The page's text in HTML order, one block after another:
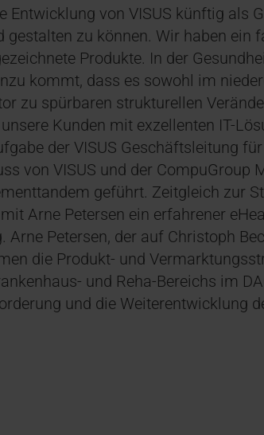
Entwicklung von VISUS künftig als
zu können. Wir haben ein
Produkte. In der
kommt, dass es sowohl im
zu spürbaren strukturellen
Kunden mit exzellenten IT-
der VISUS Geschäftsleitung
von VISUS und der CompuGroup
geführt. Zeitgleich zur
Arne Petersen ein erfahrener
Arne Petersen, der auf Christoph
die Produkt- und
und Reha-Bereichs im
und die Weiterentwicklung